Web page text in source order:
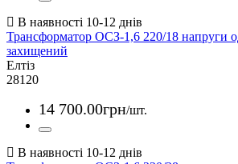
Трансформатор ОСЗ-1,6 220/18 напруги
захищений
Елтіз
28120
14 700.00грн/шт.